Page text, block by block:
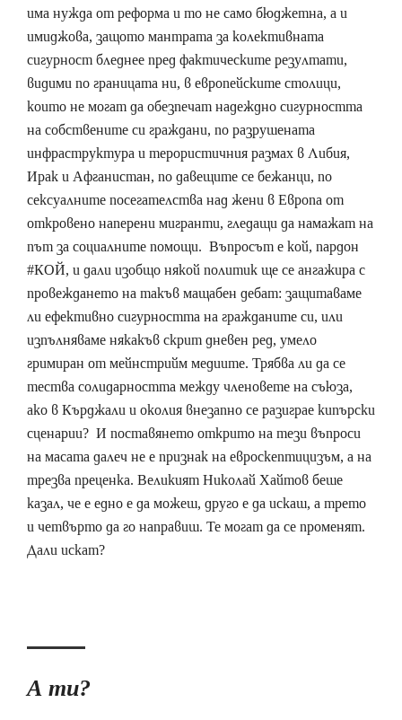
има нужда от реформа и то не само бюджетна, а и
имиджова, защото мантрата за колективната
сигурност бледнее пред фактическите резултати,
видими по границата ни, в европейските столици,
които не могат да обезпечат надеждно сигурността
на собствените си граждани, по разрушената
инфраструктура и терористичния размах в Либия,
Ирак и Афганистан, по давещите се бежанци, по
сексуалните посегателства над жени в Европа от
откровено наперени мигранти, гледащи да намажат на
път за социалните помощи. Въпросът е кой, пардон
#КОЙ, и дали изобщо някой политик ще се ангажира с
провеждането на такъв мащабен дебат: защитаваме
ли ефективно сигурността на гражданите си, или
изпълняваме някакъв скрит дневен ред, умело
гримиран от мейнстрийм медиите. Трябва ли да се
тества солидарността между членовете на съюза,
ако в Кърджали и околия внезапно се разиграе кипърски
сценарии? И поставянето открито на тези въпроси
на масата далеч не е признак на евроскептицизъм, а на
трезва преценка. Великият Николай Хайтов беше
казал, че е едно е да можеш, друго е да искаш, а трето
и четвърто да го направиш. Те могат да се променят.
Дали искат?
А ти?